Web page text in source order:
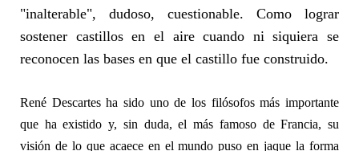
"inalterable", dudoso, cuestionable. Como lograr
sostener castillos en el aire cuando ni siquiera se
reconocen las bases en que el castillo fue construido.
René Descartes ha sido uno de los filósofos más importante
que ha existido y, sin duda, el más famoso de Francia, su
visión de lo que acaece en el mundo puso en jaque la forma